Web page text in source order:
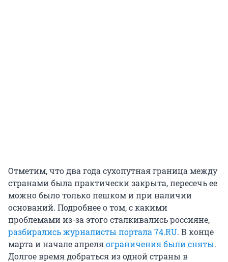
Отметим, что два года сухопутная граница между
странами была практически закрыта, пересечь ее
можно было только пешком и при наличии
оснований. Подробнее о том, с какими
проблемами из-за этого сталкивались россияне,
разбирались журналисты портала 74.RU. В конце
марта и начале апреляограничения были сняты.
Долгое время добраться из одной страны в